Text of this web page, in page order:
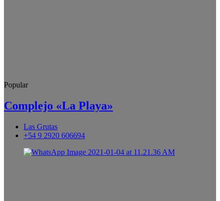
Popular
Complejo «La Playa»
Las Grutas
+54 9 2920 606694